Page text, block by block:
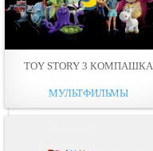
TOY STORY 3 КОМПАШКА
МУЛЬТФИЛЬМЫ